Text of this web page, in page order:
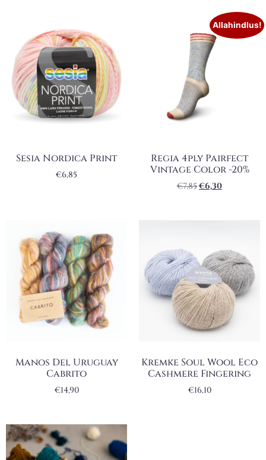
Sesia Nordica Print
€6,85
Allahindlus!
Regia 4ply Pairfect
Vintage Color -20%
€7,85€6,30
Manos Del Uruguay
Cabrito
€14,90
Kremke Soul Wool Eco
Cashmere Fingering
€16,10